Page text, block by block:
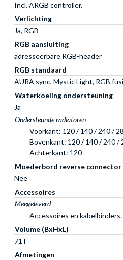
Incl. ARGB controller.
Verlichting
Ja, RGB
RGB aansluiting
adresseerbare RGB-header
RGB standaard
AURA sync, Mystic Light, RGB
Waterkoeling ondersteuning
Ja
Ondersteunde radiatoren
Voorkant: 120 / 140 / 240 /
Bovenkant: 120 / 140 / 240 /
Achterkant: 120
Moederbord reverse connector
Nee
Accessoires
Meegeleverd
Accessoires en kabelbinders.
Volume (BxHxL)
71 l
Afmetingen